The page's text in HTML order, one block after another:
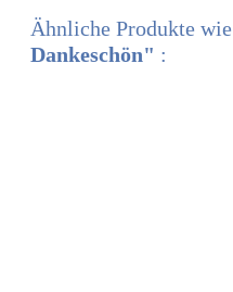
Ähnliche Produkte wie
Dankeschön" :